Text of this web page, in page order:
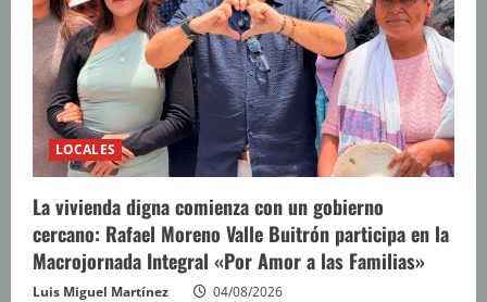
LOCALES
La vivienda digna comienza con un gobierno
cercano: Rafael Moreno Valle Buitrón participa en la
Macrojornada Integral «Por Amor a las Familias»
Luis Miguel Martínez 04/08/2026